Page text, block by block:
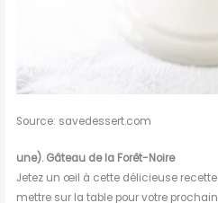
Source: savedessert.com
une).Gâteau de la Forêt-Noire
Jetez un œil à cette délicieuse
mettre sur la table pour votre